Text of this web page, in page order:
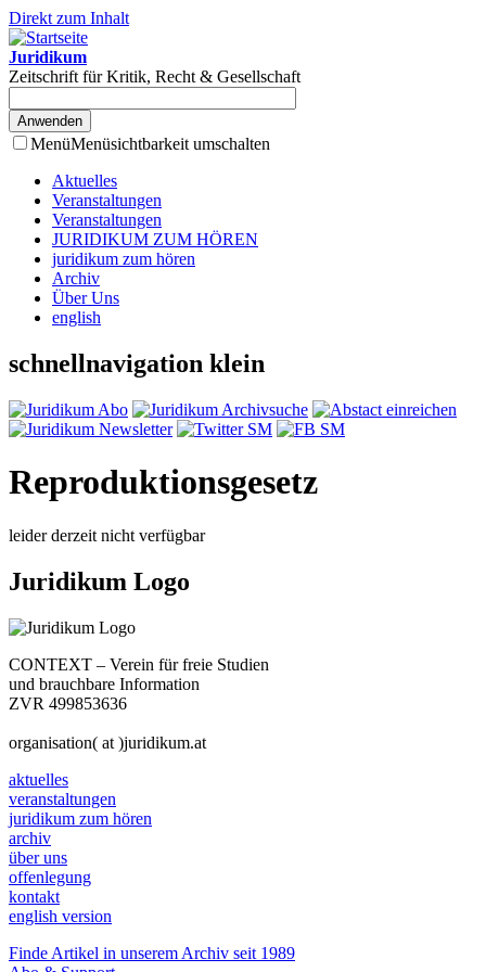
Direkt zum Inhalt
Juridikum
Zeitschrift für Kritik, Recht & Gesellschaft
MenüMenüsichtbarkeit umschalten
Aktuelles
Veranstaltungen
Veranstaltungen
JURIDIKUM ZUM HÖREN
juridikum zum hören
Archiv
Über Uns
english
schnellnavigation klein
Reproduktionsgesetz
leider derzeit nicht verfügbar
Juridikum Logo
CONTEXT – Verein für freie Studien
und brauchbare Information
ZVR 499853636
organisation( at )juridikum.at
aktuelles
veranstaltungen
juridikum zum hören
archiv
über uns
offenlegung
kontakt
english version
Finde Artikel in unserem Archiv seit 1989